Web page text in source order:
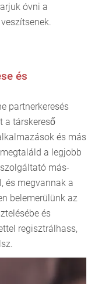
óvni a
és
partnerkeresés
a társkereső
és más
a legjobb
más-
és megvannak a
belemerülünk az
és
regisztrálhass,